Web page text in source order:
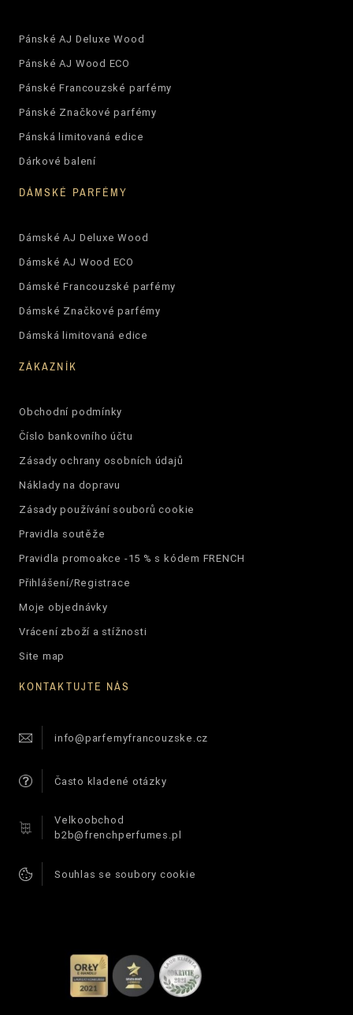
Pánské AJ Deluxe Wood
Pánské AJ Wood ECO
Pánské Francouzské parfémy
Pánské Značkové parfémy
Pánská limitovaná edice
Dárkové balení
DÁMSKÉ PARFÉMY
Dámské AJ Deluxe Wood
Dámské AJ Wood ECO
Dámské Francouzské parfémy
Dámské Značkové parfémy
Dámská limitovaná edice
ZÁKAZNÍK
Obchodní podmínky
Číslo bankovního účtu
Zásady ochrany osobních údajů
Náklady na dopravu
Zásady používání souborů cookie
Pravidla soutěže
Pravidla promoakce -15 % s kódem FRENCH
Přihlášení/Registrace
Moje objednávky
Vrácení zboží a stížnosti
Site map
KONTAKTUJTE NÁS
info@parfemyfrancouzske.cz
Často kladené otázky
Velkoobchod
b2b@frenchperfumes.pl
Souhlas se soubory cookie